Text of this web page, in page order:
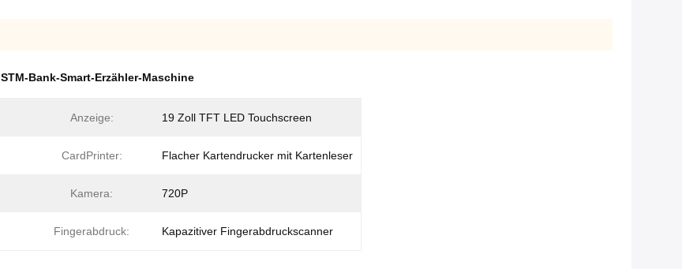
STM-Bank-Smart-Erzähler-Maschine
Anzeige: 19 Zoll TFT LED Touchscreen
CardPrinter: Flacher Kartendrucker mit Kartenleser
Kamera: 720P
Fingerabdruck: Kapazitiver Fingerabdruckscanner